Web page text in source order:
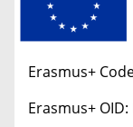
Erasmus+
Erasmus+ OID: